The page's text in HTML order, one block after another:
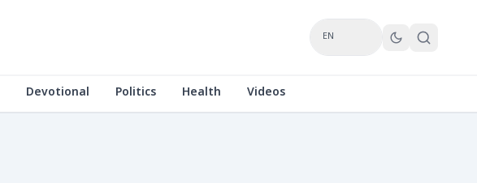
EN
Devotional Politics Health Videos